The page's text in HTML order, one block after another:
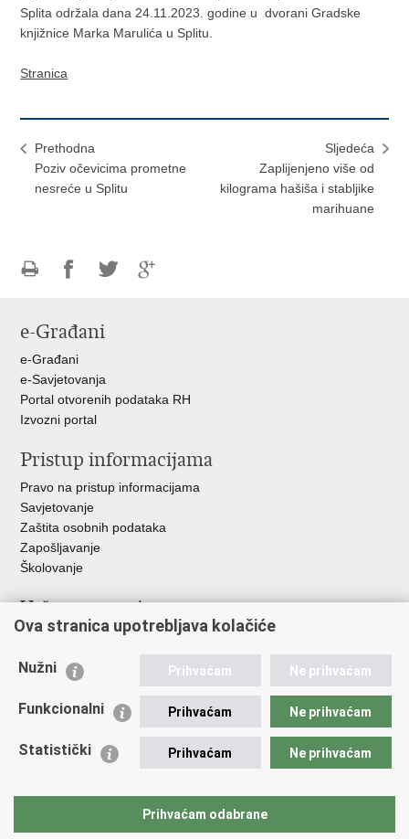
Splita održala dana 24.11.2023. godine u dvorani Gradske
knjižnice Marka Marulića u Splitu.
Stranica
Prethodna
Poziv očevicima prometne
nesreće u Splitu
Sljedeća
Zaplijenjeno više od
kilograma hašiša i stabljike
marihuane
FacebookuTwitteru
e-Građani
e-Građani
e-Savjetovanja
Portal otvorenih podataka RH
Izvozni portal
Pristup informacijama
Pravo na pristup informacijama
Savjetovanje
Zaštita osobnih podataka
Zapošljavanje
Školovanje
Važne poveznice
Ministarstvo unutarnjih poslova
Udruge
Policijska akademija
Zaklada policijske solidarnosti
Vučetić"
Ova stranica upotrebljava kolačiće
Nužni Prihvaćam Ne prihvaćam
Funkcionalni Prihvaćam Ne prihvaćam
Statistički Prihvaćam Ne prihvaćam
Prihvaćam odabrane